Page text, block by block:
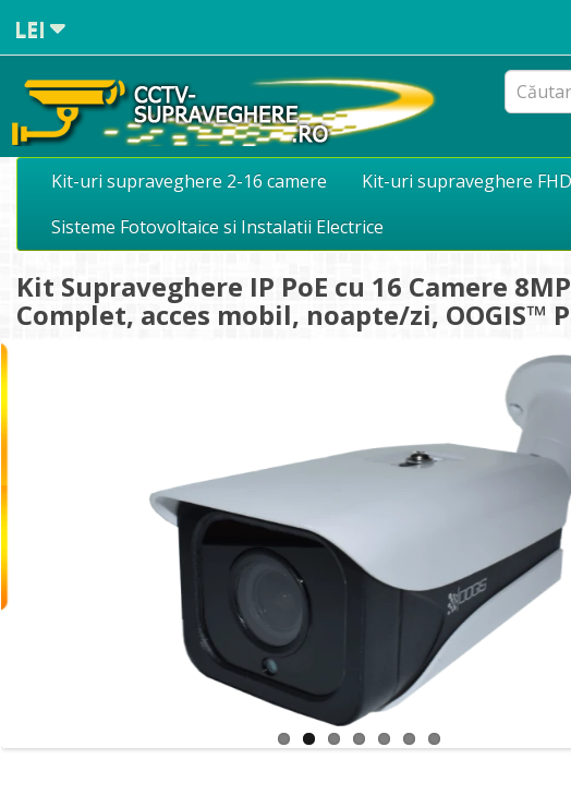
LEI
Kit-uri supraveghere 2-16 camere Kit-uri supraveghere
Sisteme Fotovoltaice si Instalatii Electrice
Kit Supraveghere IP PoE cu 16 Camere
Complet, acces mobil, noapte/zi, OOGIS™